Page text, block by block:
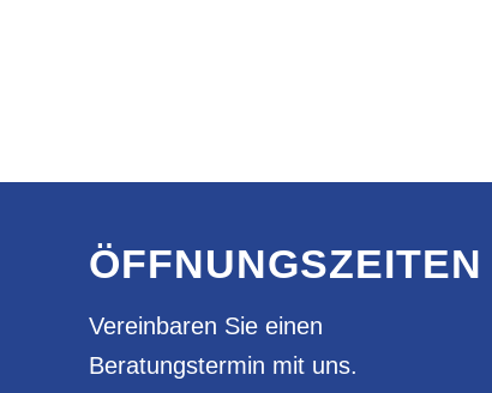
ÖFFNUNGSZEITEN
Vereinbaren Sie einen
Beratungstermin mit uns.